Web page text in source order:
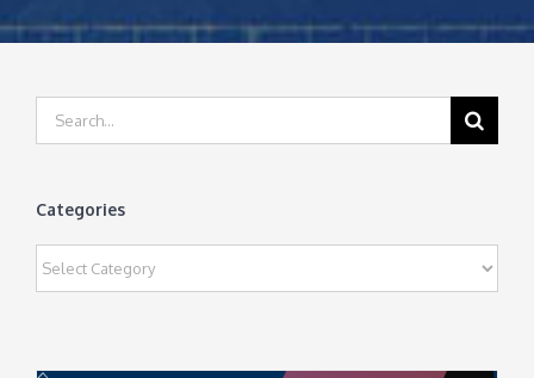
Search
for:
Categories